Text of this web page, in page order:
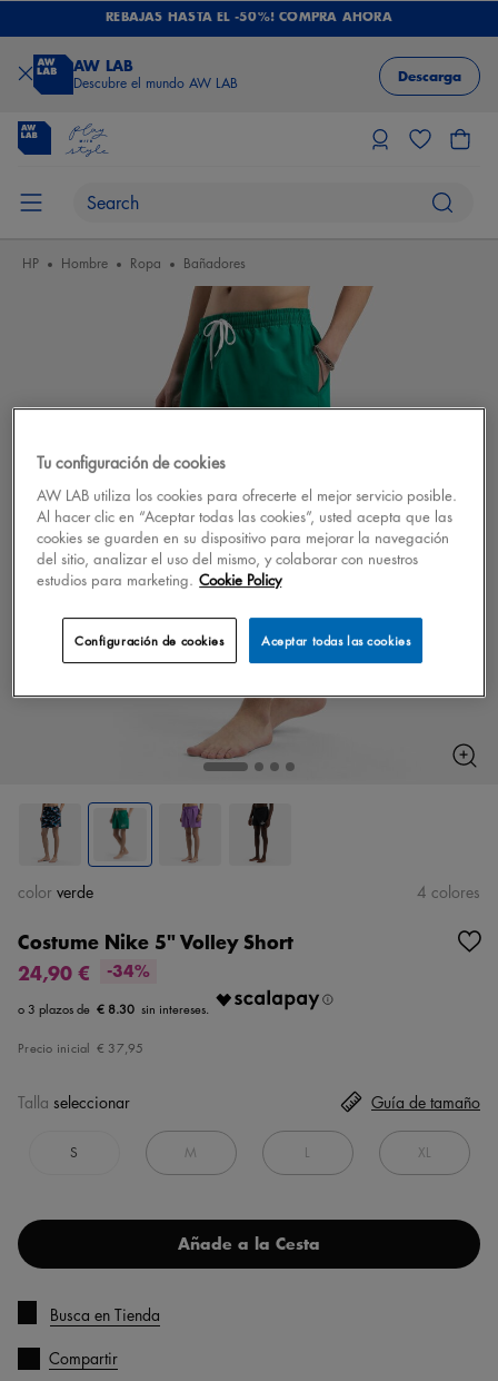
REBAJAS HASTA EL -50%! COMPRA AHORA
AW LAB
Descubre el mundo AW LAB Descarga
HP Hombre Ropa Bañadores
Costume Nike 5" Volley Short
24,90 €
-34%
€ 8.30
Precio inicial € 37,95
color verde 4 colores
Talla seleccionar
S M L XL
Guía de tamaño
Añade a la Cesta
Busca en Tienda
Compartir
Tu configuración de cookies
AW LAB utiliza los cookies para ofrecerte el mejor servicio posible.
Al hacer clic en “Aceptar todas las cookies”, usted acepta que las
cookies se guarden en su dispositivo para mejorar la navegación
del sitio, analizar el uso del mismo, y colaborar con nuestros
estudios para marketing. Cookie Policy
Aceptar todas las cookies
Configuración de cookies